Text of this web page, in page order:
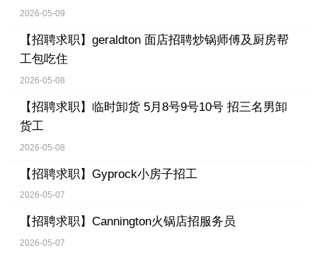
2026-05-09
【招聘求职】 geraldton 面店招聘炒锅师傅及厨房帮
工包吃住
2026-05-08
【招聘求职】 临时卸货 5月8号9号10号 招三名男卸
货工
2026-05-08
【招聘求职】 Gyprock小房子招工
2026-05-07
【招聘求职】 Cannington火锅店招服务员
2026-05-07